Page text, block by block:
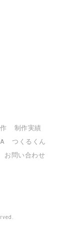
制作実績
つくるくん
お問い合わせ